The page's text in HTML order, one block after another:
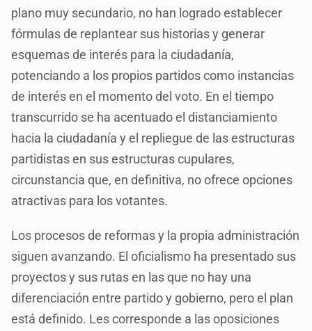
plano muy secundario, no han logrado establecer
fórmulas de replantear sus historias y generar
esquemas de interés para la ciudadanía,
potenciando a los propios partidos como instancias
de interés en el momento del voto. En el tiempo
transcurrido se ha acentuado el distanciamiento
hacia la ciudadanía y el repliegue de las estructuras
partidistas en sus estructuras cupulares,
circunstancia que, en definitiva, no ofrece opciones
atractivas para los votantes.
Los procesos de reformas y la propia administración
siguen avanzando. El oficialismo ha presentado sus
proyectos y sus rutas en las que no hay una
diferenciación entre partido y gobierno, pero el plan
está definido. Les corresponde a las oposiciones